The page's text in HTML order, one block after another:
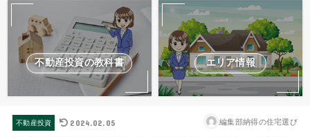
不動産投資の教科書 エリア情報
不動産投資 2024.02.05 編集部納得の住宅選び